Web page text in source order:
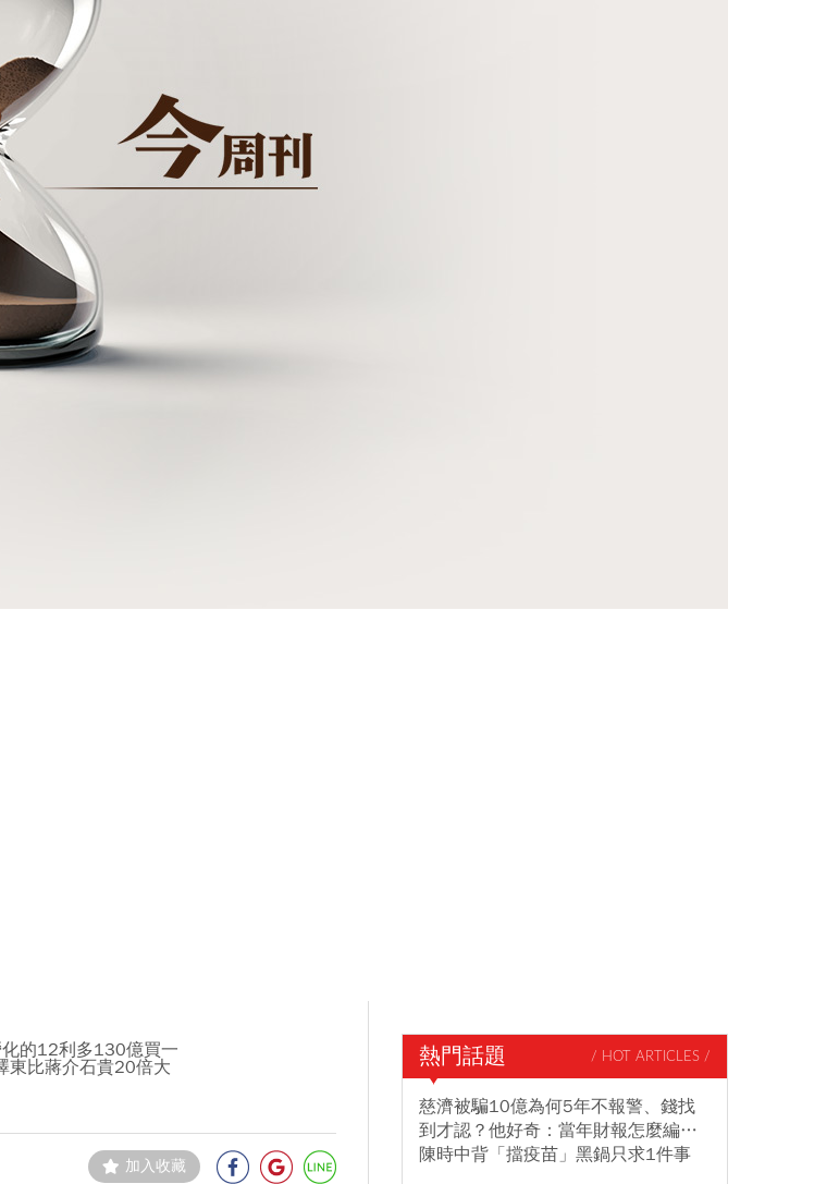
的12利多130億買一
東比蔣介石貴20倍大
加入收藏
熱門話題 / HOT ARTICLES /
慈濟被騙10億為何5年不報警、錢找
到才認？他好奇：當年財報怎麼編…
陳時中背「擋疫苗」黑鍋只求1件事